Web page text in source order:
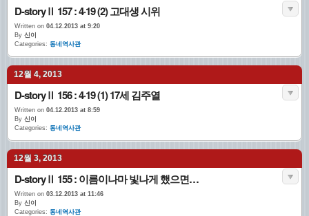
D-storyⅡ 157 : 4·19 (2) 고대생 시위
Written on 04.12.2013 at 9:20
By 신이
Categories: 동네역사관
12월 4, 2013
D-storyⅡ 156 : 4·19 (1) 17세 김주열
Written on 04.12.2013 at 8:59
By 신이
Categories: 동네역사관
12월 3, 2013
D-storyⅡ 155 : 이름이나마 빛나게 했으면…
Written on 03.12.2013 at 11:46
By 신이
Categories: 동네역사관